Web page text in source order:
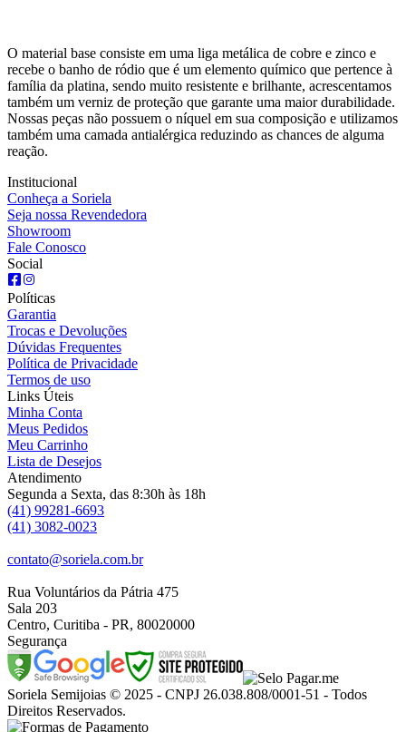
O material base consiste em uma liga metálica de cobre e zinco e
recebe o banho de ródio que é um elemento químico que pertence à
família da platina, sendo muito resistente e brilhante, acrescentamos
também um verniz de proteção que garante uma maior durabilidade.
Nossas peças não possuem o níquel em sua composição e utilizamos
também uma camada antialérgica reduzindo as chances de alguma
reação.
Institucional
Conheça a Soriela
Seja nossa Revendedora
Showroom
Fale Conosco
Social
Políticas
Garantia
Trocas e Devoluções
Dúvidas Frequentes
Política de Privacidade
Termos de uso
Links Úteis
Minha Conta
Meus Pedidos
Meu Carrinho
Lista de Desejos
Atendimento
Segunda a Sexta, das 8:30h às 18h
(41) 99281-6693
(41) 3082-0023
contato@soriela.com.br
Rua Voluntários da Pátria 475
Sala 203
Centro, Curitiba - PR, 80020000
Segurança
Soriela Semijoias © 2025 - CNPJ 26.038.808/0001-51 - Todos
Direitos Reservados.